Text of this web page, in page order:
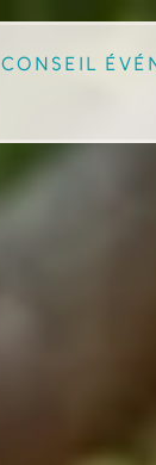
CONSEIL